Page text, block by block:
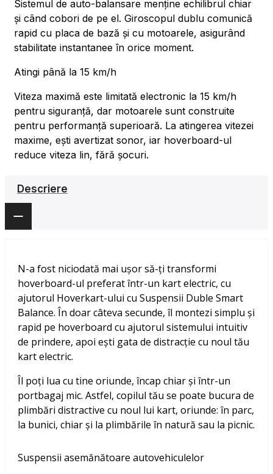
Sistemul de auto-balansare menține echilibrul chiar
și când cobori de pe el. Giroscopul dublu comunică
rapid cu placa de bază și cu motoarele, asigurând
stabilitate instantanee în orice moment.
Atingi până la 15 km/h
Viteza maximă este limitată electronic la 15 km/h
pentru siguranță, dar motoarele sunt construite
pentru performanță superioară. La atingerea vitezei
maxime, ești avertizat sonor, iar hoverboard-ul
reduce viteza lin, fără șocuri.
Descriere
N-a fost niciodată mai ușor să-ți transformi
hoverboard-ul preferat într-un kart electric, cu
ajutorul Hoverkart-ului cu Suspensii Duble Smart
Balance. În doar câteva secunde, îl montezi simplu și
rapid pe hoverboard cu ajutorul sistemului intuitiv
de prindere, apoi ești gata de distracție cu noul tău
kart electric.
Îl poți lua cu tine oriunde, încap chiar și într-un
portbagaj mic. Astfel, copilul tău se poate bucura de
plimbări distractive cu noul lui kart, oriunde: în parc,
la bunici, chiar și la plimbările în natură sau la picnic.
Suspensii asemănătoare autovehiculelor